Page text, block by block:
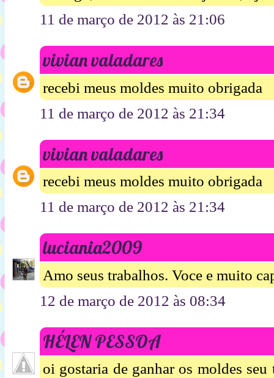
11 de março de 2012 às 21:06
vivian valadares
recebi meus moldes muito obrigada
11 de março de 2012 às 21:34
vivian valadares
recebi meus moldes muito obrigada
11 de março de 2012 às 21:34
luciania2009
Amo seus trabalhos. Voce e muito
12 de março de 2012 às 08:34
HÉLEN PESSOA
oi gostaria de ganhar os moldes seu